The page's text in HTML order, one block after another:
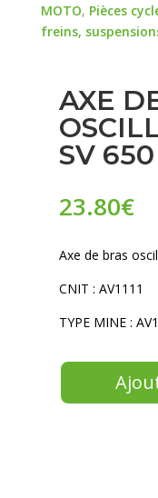
MOTO, Pièces
freins,
AXE
SV 650
23.80€
Axe de bras
CNIT : AV1111
TYPE MINE :